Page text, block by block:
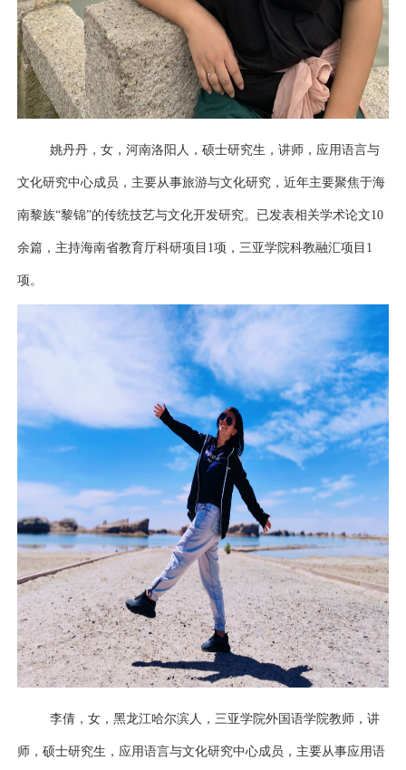
姚丹丹，女，河南洛阳人，硕士研究生，讲师 ， 应用语言与
文化研究中心成员，主要从事旅游与文化研究，近年主要聚焦于海
南黎族“黎锦”的传统技艺与文化开发研究。 已发表相关学术论文10
余篇，主持海南省教育厅科研项目 1项 ， 三亚学院科教融汇项目 1
项。
李倩，女，黑龙江哈尔滨人，三亚学院外国语学院教师，讲
师，硕士研究生，应用语言与文化研究中心成员，主要从事应用语